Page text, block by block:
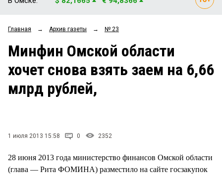
ОБЩЕСТВО
ЗАКОН Рейтинги
Блоги
Главная → Архив газеты → № 23
Минфин Омской области
хочет снова взять заем на 6,66
млрд рублей,
1 июля 2013 15:58 0 2352
28 июня 2013 года министерство финансов Омской области
(глава — Рита ФОМИНА) разместило на сайте госзакупок